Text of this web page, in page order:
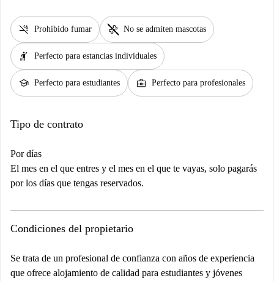
smoke_free Prohibido fumar pet_supplies No se admiten mascotas
hail Perfecto para estancias individuales
school Perfecto para estudiantes business_center Perfecto para profesionales
Tipo de contrato
Por días
El mes en el que entres y el mes en el que te vayas, solo pagarás
por los días que tengas reservados.
Condiciones del propietario
Se trata de un profesional de confianza con años de experiencia
que ofrece alojamiento de calidad para estudiantes y jóvenes